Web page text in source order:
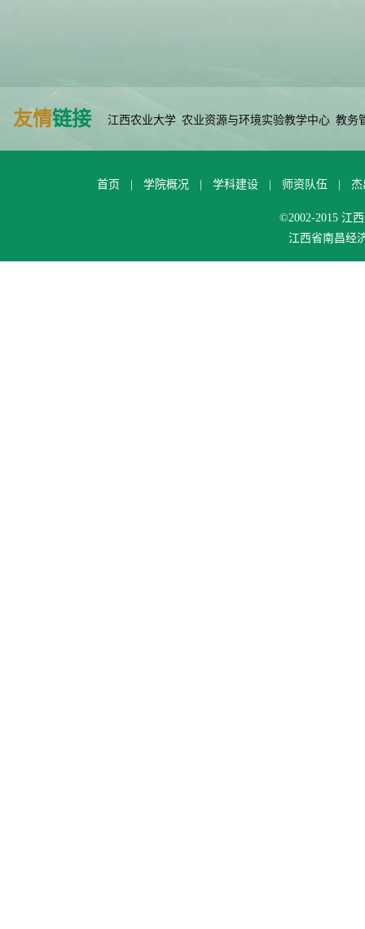
友情链接 江西农业大学 农业资源与环境实验教学中心 教务
首页 学院概况 学科建设 师资队伍 杰
©2002-2015
江西省南昌